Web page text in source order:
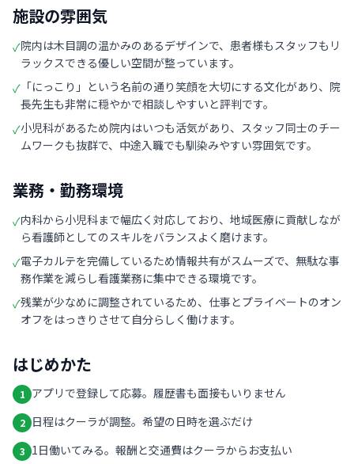
施設の雰囲気
✓院内は木目調の温かみのあるデザインで、患者様もスタッフもリ
ラックスできる優しい空間が整っています。
✓ 「にっこり」という名前の通り笑顔を大切にする文化があり、院
長先生も非常に穏やかで相談しやすいと評判です。
✓小児科があるため院内はいつも活気があり、スタッフ同士のチー
ムワークも抜群で、中途入職でも馴染みやすい雰囲気です。
業務・勤務環境
✓内科から小児科まで幅広く対応しており、地域医療に貢献しなが
ら看護師としてのスキルをバランスよく磨けます。
✓電子カルテを完備しているため情報共有がスムーズで、無駄な事
務作業を減らし看護業務に集中できる環境です。
✓残業が少なめに調整されているため、仕事とプライベートのオン
オフをはっきりさせて自分らしく働けます。
はじめかた
1 アプリで登録して応募。履歴書も面接もいりません
2 日程はクーラが調整。希望の日時を選ぶだけ
3 1日働いてみる。報酬と交通費はクーラからお支払い